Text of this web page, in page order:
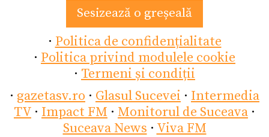
Sesizează o greșeală
· Politica de confidențialitate
· Politica privind modulele cookie
· Termeni și condiții
· gazetasv.ro · Glasul Sucevei · Intermedia
TV · Impact FM · Monitorul de Suceava ·
Suceava News · Viva FM